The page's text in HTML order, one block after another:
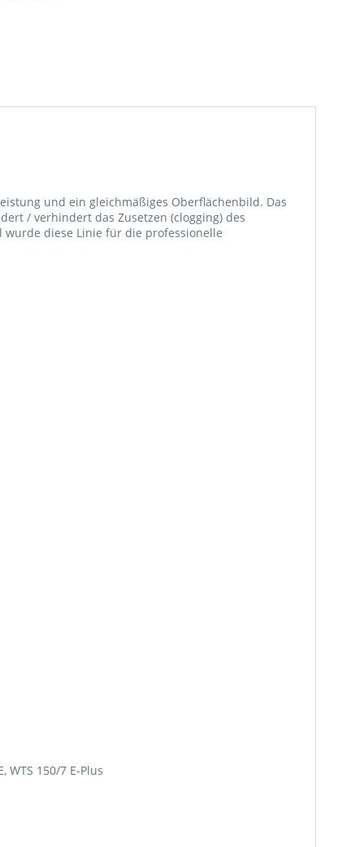
und ein gleichmäßiges Oberflächenbild. Das
/ verhindert das Zusetzen (clogging) des
wurde diese Linie für die professionelle
WTS 150/7 E-Plus